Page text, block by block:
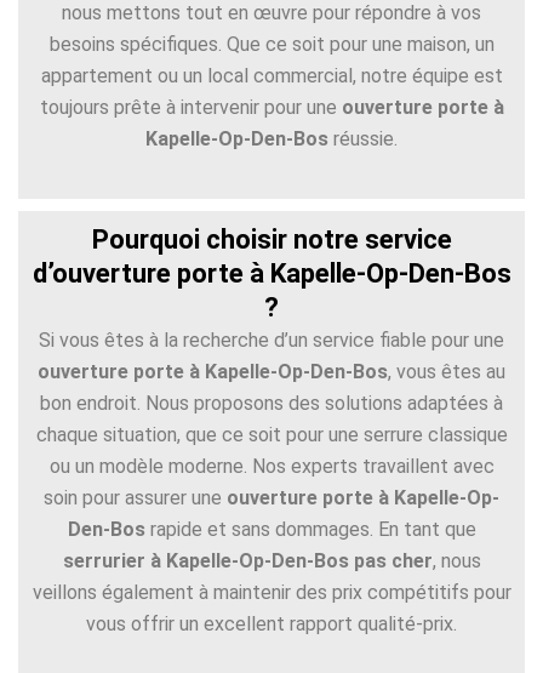
nous mettons tout en œuvre pour répondre à vos
besoins spécifiques. Que ce soit pour une maison, un
appartement ou un local commercial, notre équipe est
toujours prête à intervenir pour une ouverture porte à
Kapelle-Op-Den-Bos réussie.
Pourquoi choisir notre service
d’ouverture porte à Kapelle-Op-Den-Bos
?
Si vous êtes à la recherche d’un service fiable pour une
ouverture porte à Kapelle-Op-Den-Bos, vous êtes au
bon endroit. Nous proposons des solutions adaptées à
chaque situation, que ce soit pour une serrure classique
ou un modèle moderne. Nos experts travaillent avec
soin pour assurer une ouverture porte à Kapelle-Op-
Den-Bos rapide et sans dommages. En tant que
serrurier à Kapelle-Op-Den-Bos pas cher, nous
veillons également à maintenir des prix compétitifs pour
vous offrir un excellent rapport qualité-prix.